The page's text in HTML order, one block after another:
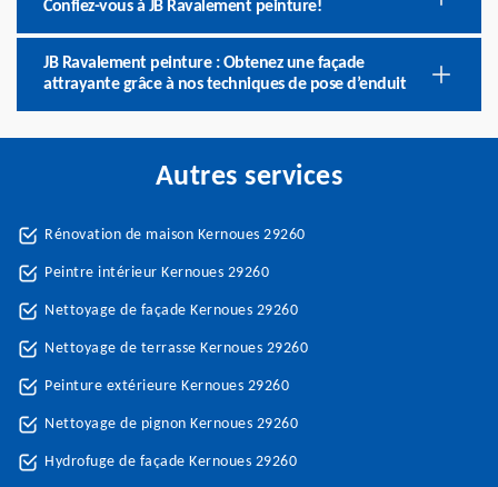
Confiez-vous à JB Ravalement peinture!
JB Ravalement peinture : Obtenez une façade
attrayante grâce à nos techniques de pose d’enduit
Autres services
Rénovation de maison Kernoues 29260
Peintre intérieur Kernoues 29260
Nettoyage de façade Kernoues 29260
Nettoyage de terrasse Kernoues 29260
Peinture extérieure Kernoues 29260
Nettoyage de pignon Kernoues 29260
Hydrofuge de façade Kernoues 29260